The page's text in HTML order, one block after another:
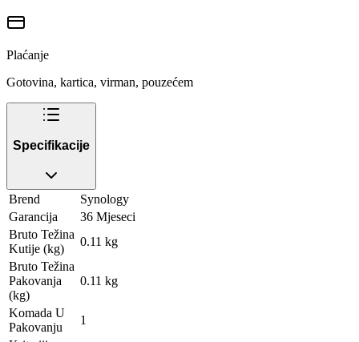
Plaćanje
Gotovina, kartica, virman, pouzećem
Specifikacije
Brend
Synology
Garancija
36 Mjeseci
Bruto Težina
Kutije (kg)
0.11 kg
Bruto Težina
Pakovanja
(kg)
0.11 kg
Komada U
Pakovanju
1